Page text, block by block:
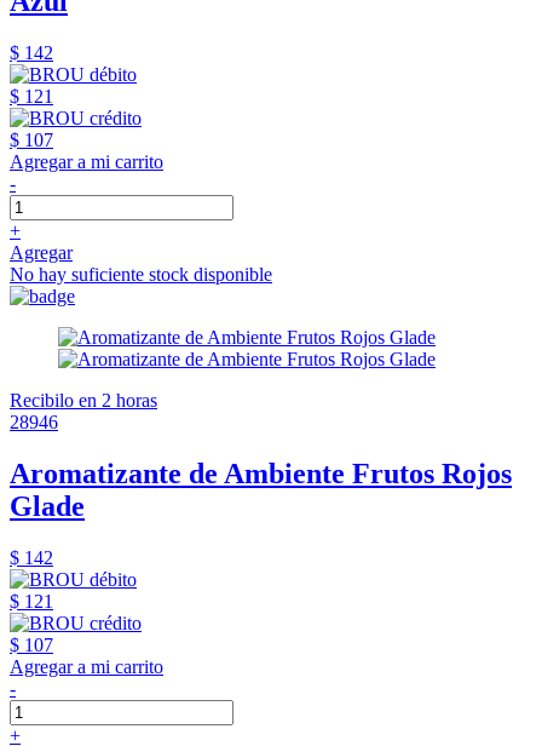
$ 142
$ 121
$ 107
Agregar a mi carrito
-
+
Agregar
No hay suficiente stock disponible
Recibilo en 2 horas
28946
Aromatizante de Ambiente Frutos Rojos
Glade
$ 142
$ 121
$ 107
Agregar a mi carrito
-
+